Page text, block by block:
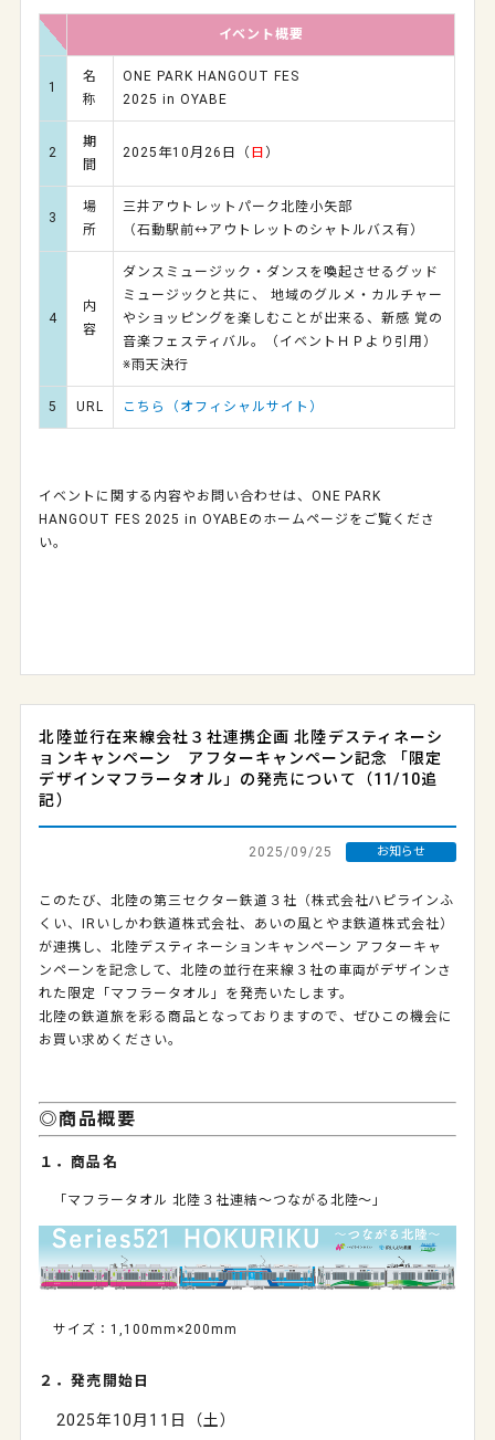
イベント概要
1
名
称
ONE PARK HANGOUT FES
2025 in OYABE
2
期
間
2025年10月26日（ 日 ）
3
場
所
三井アウトレットパーク北陸小矢部
（石動駅前↔アウトレットのシャトルバス有）
4
内
容
ダンスミュージック・ダンスを喚起させるグッド
ミュージックと共に、 地域のグルメ・カルチャー
やショッピングを楽しむことが出来る、新感 覚の
音楽フェスティバル。（イベントＨＰより引用）
※雨天決行
5 URL こちら（オフィシャルサイト）
イベントに関する内容やお問い合わせは、ONE PARK
HANGOUT FES 2025 in OYABEのホームページをご覧くださ
い。
北陸並行在来線会社３社連携企画 北陸デスティネーシ
ョンキャンペーン アフターキャンペーン記念 「限定
デザインマフラータオル」の発売について（11/10追
記）
2025/09/25 お知らせ
このたび、北陸の第三セクター鉄道３社（株式会社ハピラインふ
くい、IRいしかわ鉄道株式会社、あいの風とやま鉄道株式会社）
が連携し、北陸デスティネーションキャンペーン アフターキャ
ンペーンを記念して、北陸の並行在来線３社の車両がデザインさ
れた限定「マフラータオル」を発売いたします。
北陸の鉄道旅を彩る商品となっておりますので、ぜひこの機会に
お買い求めください。
◎商品概要
１．商品名
「マフラータオル 北陸３社連結～つながる北陸～」
サイズ：1,100mm×200mm
２．発売開始日
2025年10月11日（土）